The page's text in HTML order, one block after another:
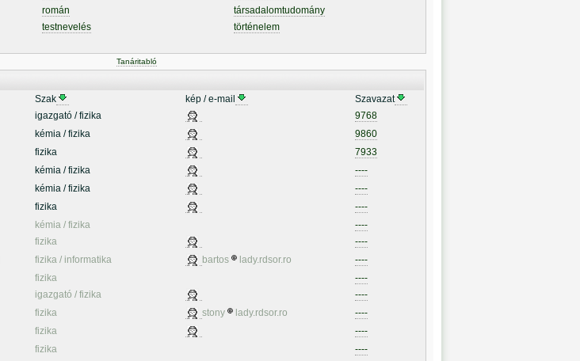
román
társadalomtudomány
testnevelés
történelem
Tanáritabló
Szak kép / e-mail Szavazat
igazgató / fizika 9768
kémia / fizika 9860
fizika 7933
kémia / fizika ----
kémia / fizika ----
fizika ----
kémia / fizika ----
fizika ----
fizika / informatika bartos lady.rdsor.ro ----
fizika ----
igazgató / fizika ----
fizika stony lady.rdsor.ro ----
fizika ----
fizika
----